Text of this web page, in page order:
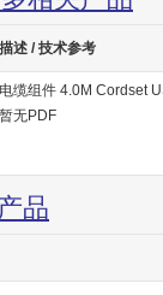
描述 / 技术参考
电缆组件 4.0M Cordset
暂无PDF
品